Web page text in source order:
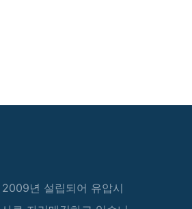
년 설립되어 유압시